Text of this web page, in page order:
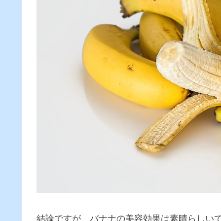
結論ですが、バナナの美容効果は素晴らしい